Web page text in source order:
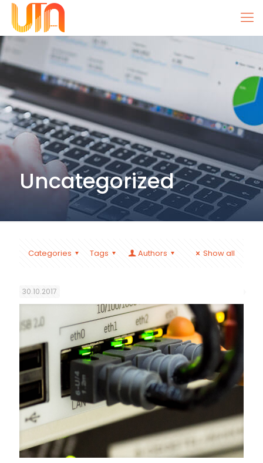
Uncategorized
Categories Tags Authors Show all
30.10.2017